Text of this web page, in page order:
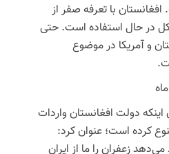
با تعرفه صفر از
در حال استفاده است. حتی
و آمریکا در موضوع
دولت افغانستان واردات
کرده است؛ عنوان کرد:
زعفران را ما از ایران